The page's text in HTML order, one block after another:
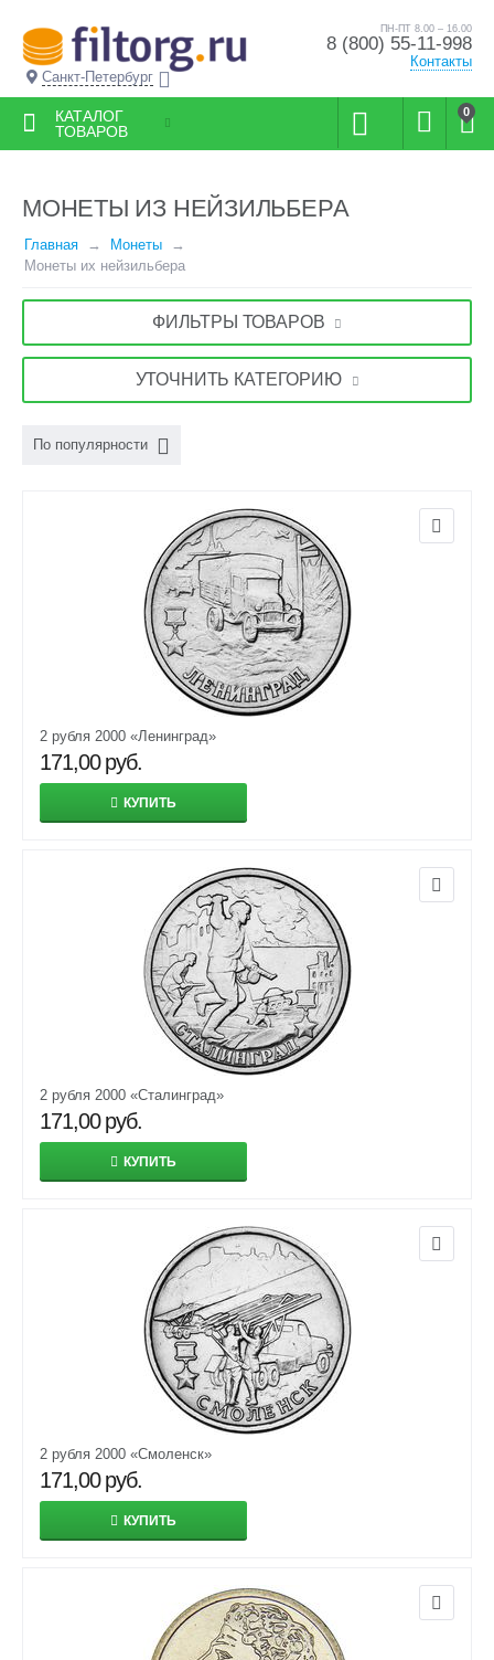
Санкт-Петербург
ПН-ПТ 8.00 – 16.00
8 (800) 55-11-998
Контакты
0
КАТАЛОГ
ТОВАРОВ
МОНЕТЫ ИЗ НЕЙЗИЛЬБЕРА
Главная
Монеты
Монеты их нейзильбера
ФИЛЬТРЫ ТОВАРОВ
УТОЧНИТЬ КАТЕГОРИЮ
По популярности
2 рубля 2000 «Ленинград»
171,00 руб.
КУПИТЬ
2 рубля 2000 «Сталинград»
171,00 руб.
КУПИТЬ
2 рубля 2000 «Смоленск»
171,00 руб.
КУПИТЬ